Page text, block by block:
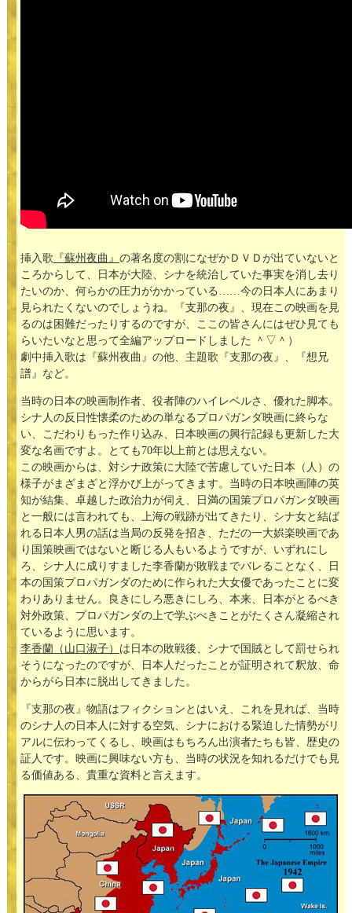
挿入歌 『蘇州夜曲』 の著名度の割になぜかＤＶＤが出ていないと
ころからして、日本が大陸、シナを統治していた事実を消し去り
たいのか、何らかの圧力がかかっている……今の日本人にあまり
見られたくないのでしょうね。『支那の夜』、現在この映画を見
るのは困難だったりするのですが、ここの皆さんにはぜひ見ても
らいたいなと思って全編アップロードしました ＾▽＾）
劇中挿入歌は『蘇州夜曲』の他、主題歌『支那の夜』、『想兄
譜』など。
当時の日本の映画制作者、役者陣のハイレベルさ、優れた脚本。
シナ人の反日性懐柔のための単なるプロパガンダ映画に終らな
い、こだわりもった作り込み、日本映画の興行記録も更新した大
変な名画ですよ。とても70年以上前とは思えない。
この映画からは、対シナ政策に大陸で苦慮していた日本（人）の
様子がまざまざと浮かび上がってきます。当時の日本映画陣の英
知が結集、卓越した政治力が伺え、日満の国策プロパガンダ映画
と一般には言われても、上海の戦跡が出てきたり、シナ女と結ば
れる日本人男の話は当局の反発を招き、ただの一大娯楽映画であ
り国策映画ではないと断じる人もいるようですが、いずれにし
ろ、シナ人に成りすました李香蘭が敗戦までバレることなく、日
本の国策プロパガンダのために作られた大女優であったことに変
わりありません。良きにしろ悪きにしろ、本来、日本がとるべき
対外政策、プロパガンダの上で学ぶべきことがたくさん凝縮され
ているように思います。
李香蘭（山口淑子） は日本の敗戦後、シナで国賊として罰せられ
そうになったのですが、日本人だったことが証明されて釈放、命
からがら日本に脱出してきました。
『支那の夜』物語はフィクションとはいえ、これを見れば、当時
のシナ人の日本人に対する空気、シナにおける緊迫した情勢がリ
アルに伝わってくるし、映画はもちろん出演者たちも皆、歴史の
証人です。映画に興味ない方も、当時の状況を知れるだけでも見
る価値ある、貴重な資料と言えます。